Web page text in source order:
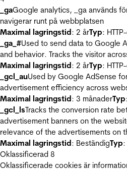
_gaGoogle analytics, _ga används
navigerar runt på webbplatsen
Maximal lagringstid: 2 årTyp:
_ga_#Used to send data to Google
and behavior. Tracks the visitor
Maximal lagringstid: 2 årTyp:
_gcl_auUsed by Google AdSense
advertisement efficiency across
Maximal lagringstid: 3 månaderTyp
_gcl_lsTracks the conversion rate
advertisement banners on the
relevance of the advertisements on
Maximal lagringstid: BeständigTyp:
Oklassificerad 8
Oklassificerade cookies är